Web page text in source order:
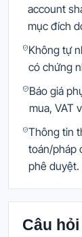
account
mục đích
Không tự
có chứng
Báo giá
mua, VAT
Thông tin
toán/pháp
phê duyệt.
Câu